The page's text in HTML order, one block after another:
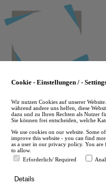
to
main
en
Cookie - Einstellungen / -
Wir nutzen Cookies auf unserer
während andere uns helfen, diese
dazu und zu Ihren Rechten als Nutzer
Sie können frei entscheiden, welche
We use cookies on our website. Some
improve this website - you can find
as a user in our privacy policy. You
to allow.
Erforderlich/ Required
Details